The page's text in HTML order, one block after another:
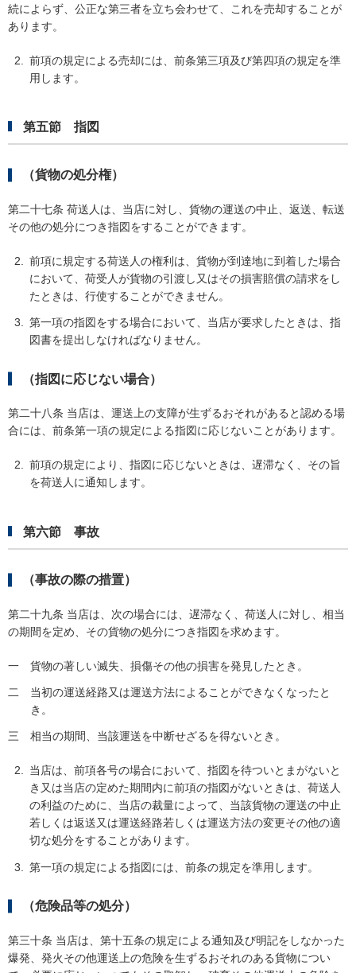
続によらず、公正な第三者を立ち会わせて、これを売却することが
あります。
前項の規定による売却には、前条第三項及び第四項の規定を準
用します。
第五節 指図
（貨物の処分権）
第二十七条 荷送人は、当店に対し、貨物の運送の中止、返送、転送
その他の処分につき指図をすることができます。
前項に規定する荷送人の権利は、貨物が到達地に到着した場合
において、荷受人が貨物の引渡し又はその損害賠償の請求をし
たときは、行使することができません。
第一項の指図をする場合において、当店が要求したときは、指
図書を提出しなければなりません。
（指図に応じない場合）
第二十八条 当店は、運送上の支障が生ずるおそれがあると認める場
合には、前条第一項の規定による指図に応じないことがあります。
前項の規定により、指図に応じないときは、遅滞なく、その旨
を荷送人に通知します。
第六節 事故
（事故の際の措置）
第二十九条 当店は、次の場合には、遅滞なく、荷送人に対し、相当
の期間を定め、その貨物の処分につき指図を求めます。
一 貨物の著しい滅失、損傷その他の損害を発見したとき。
二
当初の運送経路又は運送方法によることができなくなったと
き。
三 相当の期間、当該運送を中断せざるを得ないとき。
当店は、前項各号の場合において、指図を待ついとまがないと
き又は当店の定めた期間内に前項の指図がないときは、荷送人
の利益のために、当店の裁量によって、当該貨物の運送の中止
若しくは返送又は運送経路若しくは運送方法の変更その他の適
切な処分をすることがあります。
第一項の規定による指図には、前条の規定を準用します。
（危険品等の処分）
第三十条 当店は、第十五条の規定による通知及び明記をしなかった
爆発、発火その他運送上の危険を生ずるおそれのある貨物につい